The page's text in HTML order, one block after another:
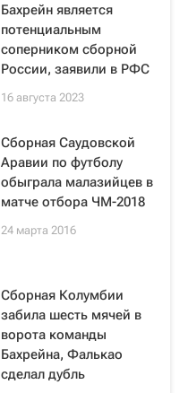
Бахрейн является
потенциальным
соперником сборной
России, заявили в РФС
16 августа 2023
Сборная Саудовской
Аравии по футболу
обыграла малазийцев в
матче отбора ЧМ-2018
24 марта 2016
Сборная Колумбии
забила шесть мячей в
ворота команды
Бахрейна, Фалькао
сделал дубль